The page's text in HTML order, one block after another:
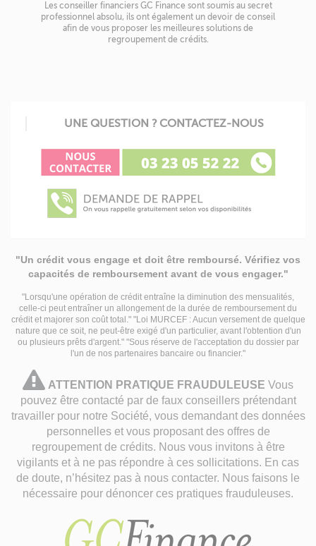
Les conseiller financiers GC Finance sont soumis au secret
professionnel absolu, ils ont également un devoir de conseil
afin de vous proposer les meilleures solutions de
regroupement de crédits.
UNE QUESTION ? CONTACTEZ-NOUS
"Un crédit vous engage et doit être remboursé. Vérifiez vos
capacités de remboursement avant de vous engager."
"Lorsqu'une opération de crédit entraîne la diminution des mensualités,
celle-ci peut entraîner un allongement de la durée de remboursement du
crédit et majorer son coût total." "Loi MURCEF : Aucun versement de quelque
nature que ce soit, ne peut-être exigé d'un particulier, avant l'obtention d'un
ou plusieurs prêts d'argent." "Sous réserve de l'acceptation du dossier par
l'un de nos partenaires bancaire ou financier."
attention
pratique
frauduleuse
ATTENTION PRATIQUE FRAUDULEUSE Vous
pouvez être contacté par de faux conseillers prétendant
travailler pour notre Société, vous demandant des données
personnelles et vous proposant des offres de
regroupement de crédits. Nous vous invitons à être
vigilants et à ne pas répondre à ces sollicitations. En cas
de doute, n’hésitez pas à nous contacter. Nous faisons le
nécessaire pour dénoncer ces pratiques frauduleuses.